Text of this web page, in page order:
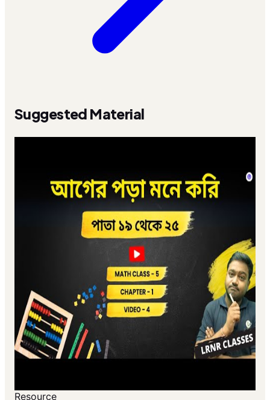
Suggested Material
Resource